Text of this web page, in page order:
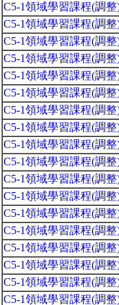
C5-1領域學習課程(調
C5-1領域學習課程(調
C5-1領域學習課程(調
C5-1領域學習課程(調
C5-1領域學習課程(調
C5-1領域學習課程(調
C5-1領域學習課程(調
C5-1領域學習課程(調
C5-1領域學習課程(調
C5-1領域學習課程(調
C5-1領域學習課程(調
C5-1領域學習課程(調
C5-1領域學習課程(調
C5-1領域學習課程(調
C5-1領域學習課程(調
C5-1領域學習課程(調
C5-1領域學習課程(調
C5-1領域學習課程(調